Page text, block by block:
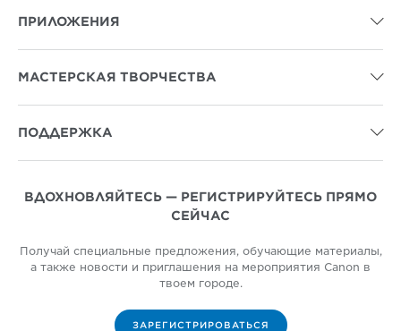
ПРИЛОЖЕНИЯ 
МАСТЕРСКАЯ ТВОРЧЕСТВА 
ПОДДЕРЖКА 
ВДОХНОВЛЯЙТЕСЬ — РЕГИСТРИРУЙТЕСЬ ПРЯМО
СЕЙЧАС
Получай специальные предложения, обучающие материалы,
а также новости и приглашения на мероприятия Canon в
твоем городе.
ЗАРЕГИСТРИРОВАТЬСЯ